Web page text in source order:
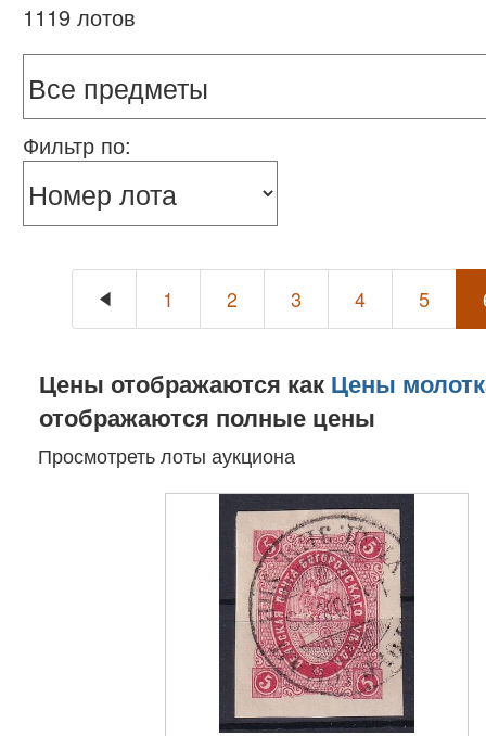
1119 лотов
Фильтр по:
1 2 3 4 5
Цены отображаются как Цены
отображаются полные цены
Просмотреть лоты аукциона